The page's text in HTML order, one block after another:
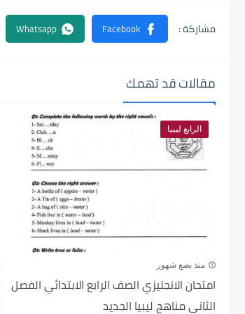
مقالات قد تهمك
الرابع ليبيا
منذ بضع شهور
امتحان الانجليزي الصف الرابع الابتدائي الفصل
الثاني مناهج ليبيا الجديد